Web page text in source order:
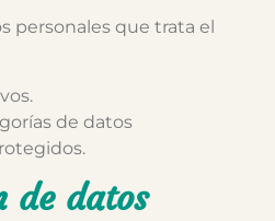
personales que trata el
de datos
de datos